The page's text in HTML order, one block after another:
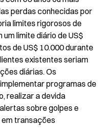
perdas conhecidas por
limites rigorosos de
limite diário de US$
de US$ 10.000 durante
existentes seriam
diárias. Os
programas de
realizar a devida
sobre golpes e
transações